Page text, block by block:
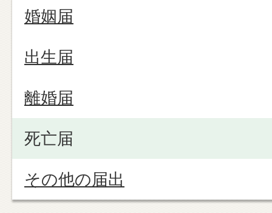
婚姻届
出生届
離婚届
死亡届
その他の届出